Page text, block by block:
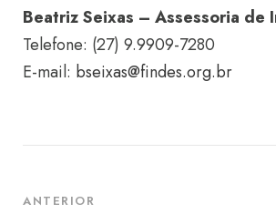
Beatriz Seixas – Assessoria de
Telefone: (27) 9.9909-7280
E-mail: bseixas@findes.org.br
ANTERIOR